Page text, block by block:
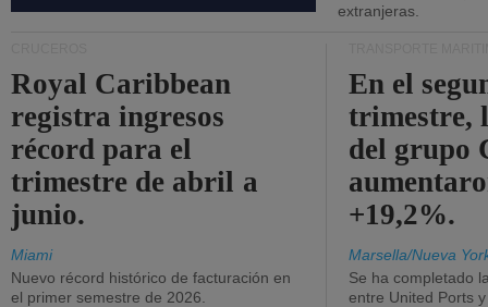
extranjeras.
Royal Caribbean
registra ingresos
récord para el
trimestre de abril a
junio.
Miami
Nuevo récord histórico de facturación en
el primer semestre de 2026.
En el
trimestre,
del grupo
+19,2%.
Marsella/Nueva
Se ha completado
entre United Ports